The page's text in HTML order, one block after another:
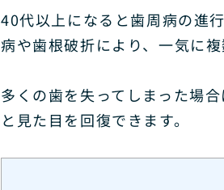
40代以上になると歯周病の進
病や歯根破折により、一気に
多くの歯を失ってしまった場
と見た目を回復できます。